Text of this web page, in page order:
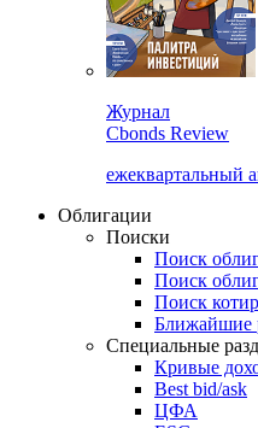
Журнал
Cbonds Review
ежеквартальный
Облигации
Поиски
Поиск
Поиск
Поиск
Ближайшие
Специальные